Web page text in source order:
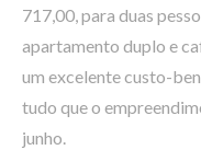
717,00, para duas
apartamento duplo e
um excelente custo-
tudo que o
junho.